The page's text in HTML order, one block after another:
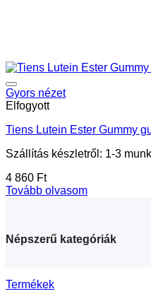
Gyors nézet
Elfogyott
Tiens Lutein Ester Gummy
Szállítás készletről: 1-3
4 860 Ft
Tovább olvasom
Népszerű kategóriák
Termékek